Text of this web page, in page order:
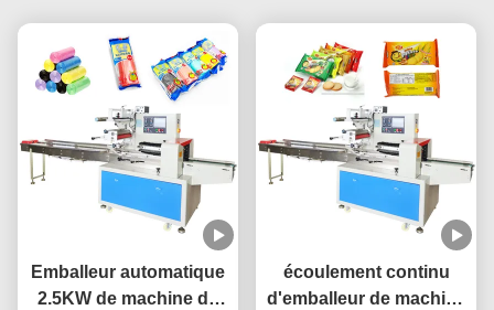
Emballeur automatique
2.5KW de machine de
écoulement continu
d'emballeur de machine